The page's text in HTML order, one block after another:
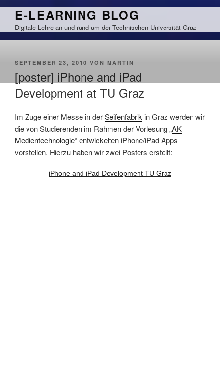
Zum
springen
E-LEARNING BLOG
Digitale Lehre an und rund um der Technischen Universität Graz
VERÖFFENTLICHT
SEPTEMBER 23, 2010 VON MARTIN
[poster] iPhone and iPad
Development at TU Graz
Im Zuge einer Messe in derSeifenfabrik in Graz werden wir
die von Studierenden im Rahmen der Vorlesung „AK
Medientechnologie“ entwickelten iPhone/iPad Apps
vorstellen. Hierzu haben wir zwei Posters erstellt:
iPhone and iPad Development TU Graz